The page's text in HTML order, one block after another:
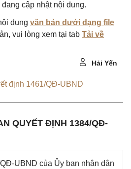
cập nhật nội dung.
dung văn bản dưới dạng file
vui lòng xem tại tab Tải về
Hải Yến
định 1461/QĐ-UBND
QUYẾT ĐỊNH 1384/QĐ-
UBND của Ủy ban nhân dân